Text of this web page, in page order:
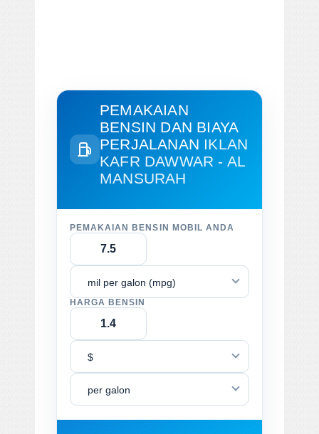
PEMAKAIAN
BENSIN DAN BIAYA
PERJALANAN IKLAN
KAFR DAWWAR - AL
MANSURAH
PEMAKAIAN BENSIN MOBIL ANDA
mil per galon (mpg)
HARGA BENSIN
$
per galon